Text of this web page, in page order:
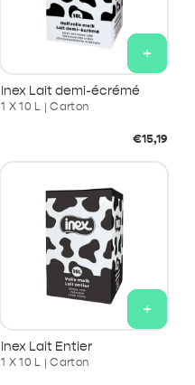
+
Inex Lait demi-écrémé
1 X 10 L | Carton
Prix
€15,19
+
Inex Lait Entier
1 X 10 L | Carton